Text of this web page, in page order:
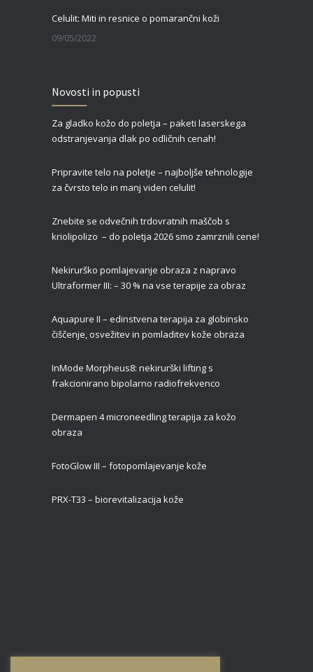
Celulit: Miti in resnice o pomarančni koži
09/05/2022
27/02/2022
Čas je za piling!
09/01/2022
Novosti in popusti
Za gladko kožo do poletja – paketi laserskega
odstranjevanja dlak po odličnih cenah!
Pripravite telo na poletje – najboljše tehnologije
za čvrsto telo in manj viden celulit!
Znebite se odvečnih trdovratnih maščob s
kriolipolizo – do poletja 2026 smo zamrznili cene!
Nekirurško pomlajevanje obraza z napravo
Ultraformer III: – 30 % na vse terapije za obraz
Aquapure II – edinstvena terapija za globinsko
čiščenje, osvežitev in pomladitev kože obraza
InMode Morpheus8: nekirurški lifting s
frakcionirano bipolarno radiofrekvenco
Dermapen 4 microneedling terapija za kožo
obraza
FotoGlow III – fotopomlajevanje kože
PRX-T33 – biorevitalizacija kože